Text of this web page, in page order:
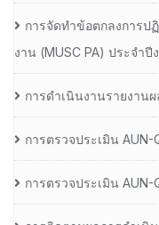
การจัดทำข้อตกลงการ
งาน (MUSC PA) ประจำ
การดำเนินงานรายงาน
การตรวจประเมิน
การตรวจประเมิน